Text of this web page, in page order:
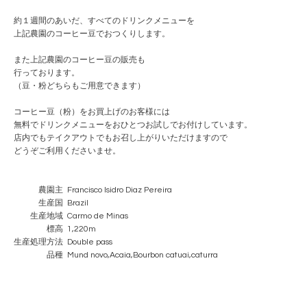
約１週間のあいだ、すべてのドリンクメニューを
上記農園のコーヒー豆でおつくりします。
また上記農園のコーヒー豆の販売も
行っております。
（豆・粉どちらもご用意できます）
コーヒー豆（粉）をお買上げのお客様には
無料でドリンクメニューをおひとつお試しでお付けしています。
店内でもテイクアウトでもお召し上がりいただけますので
どうぞご利用くださいませ。
農園主 Francisco Isidro Diaz Pereira
生産国 Brazil
生産地域 Carmo de Minas
標高 1,220m
生産処理方法 Double pass
品種 Mund novo,Acaia,Bourbon catuai,caturra